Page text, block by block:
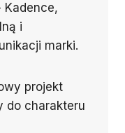
Kadence,
i
marki.
projekt
do charakteru